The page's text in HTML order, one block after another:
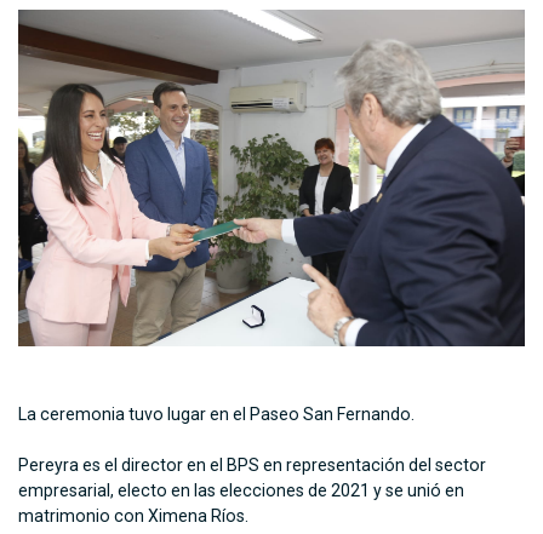
La ceremonia tuvo lugar en el Paseo San Fernando.
Pereyra es el director en el BPS en representación del sector
empresarial, electo en las elecciones de 2021 y se unió en
matrimonio con Ximena Ríos.